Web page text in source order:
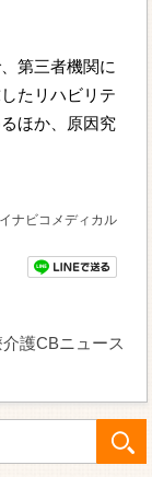
第三者機関に
たリハビリテ
ほか、原因究
ナビコメディカル
介護CBニュース